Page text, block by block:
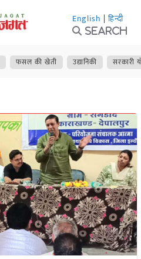
English | हिन्दी
Search
फसल की खेती उद्यानिकी सरकारी